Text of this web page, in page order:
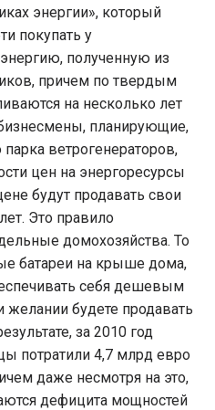
энергии», который
покупать у
полученную из
причем по твердым
на несколько лет
планирующие,
ветрогенераторов,
цен на энергоресурсы
будут продавать свои
Это правило
домохозяйства. То
батареи на крыше дома,
себя дешевым
желании будете продавать
за 2010 год
потратили 4,7 млрд евро
даже несмотря на это,
дефицита мощностей